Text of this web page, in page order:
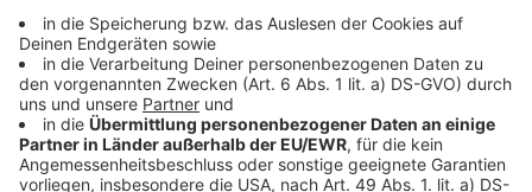
XXXLutz Steyr
Ennserstr. 33
4400 Steyr
XXXLutz
Amstetten
Carl Benz Str. 14
3300
Amstetten
XXXLutz Linz
XXXLutz Straße 1 4020 Linz
HappyFit: